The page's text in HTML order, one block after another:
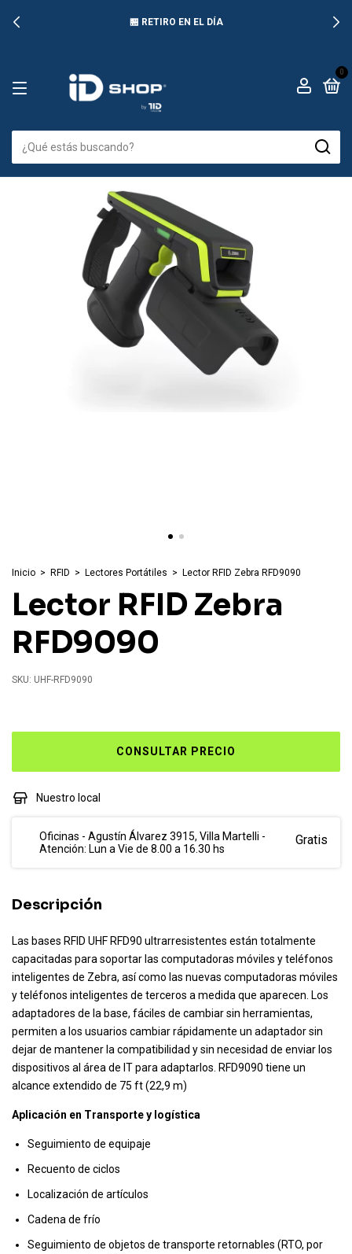
🏪 RETIRO EN EL DÍA
0
Inicio > RFID > Lectores Portátiles > Lector RFID Zebra RFD9090
Lector RFID Zebra
RFD9090
SKU: UHF-RFD9090
Nuestro local
Oficinas - Agustín Álvarez 3915, Villa Martelli -
Atención: Lun a Vie de 8.00 a 16.30 hs
Gratis
Descripción
Las bases RFID UHF RFD90 ultrarresistentes están totalmente
capacitadas para soportar las computadoras móviles y teléfonos
inteligentes de Zebra, así como las nuevas computadoras móviles
y teléfonos inteligentes de terceros a medida que aparecen. Los
adaptadores de la base, fáciles de cambiar sin herramientas,
permiten a los usuarios cambiar rápidamente un adaptador sin
dejar de mantener la compatibilidad y sin necesidad de enviar los
dispositivos al área de IT para adaptarlos. RFD9090 tiene un
alcance extendido de 75 ft (22,9 m)
Aplicación en Transporte y logística
Seguimiento de equipaje
Recuento de ciclos
Localización de artículos
Cadena de frío
Seguimiento de objetos de transporte retornables (RTO, por